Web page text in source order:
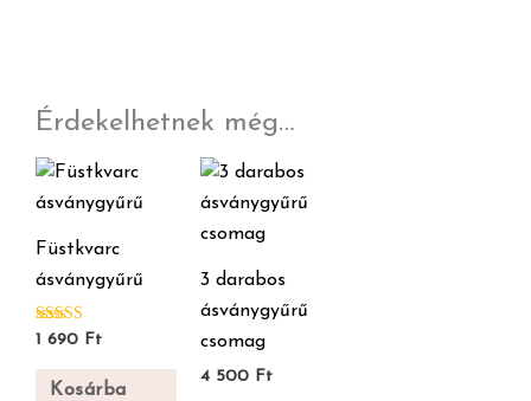
Érdekelhetnek még…
Füstkvarc
ásványgyűrű
Értékelés:
/ 5
1 690 Ft
Kosárba
3 darabos
ásványgyűrű
csomag
4 500 Ft